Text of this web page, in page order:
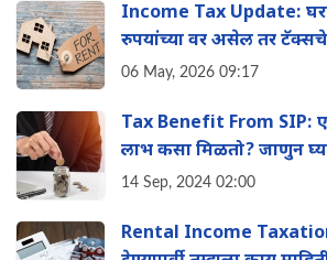
Income Tax Update:
रुपयांच्या वर असेल तर
घ्या
06 May, 2026 09:17
Tax Benefit From SIP:
लाभ कसा मिळतो? जाणुन
फायदे?
14 Sep, 2024 02:00
Rental Income